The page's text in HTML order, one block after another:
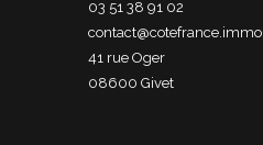
03 51 38 91 02
contact@cotefrance.immo
41 rue Oger
08600
givet